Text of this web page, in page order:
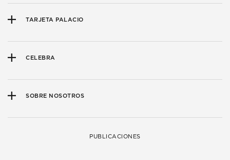
TARJETA PALACIO
CELEBRA
SOBRE NOSOTROS
PUBLICACIONES